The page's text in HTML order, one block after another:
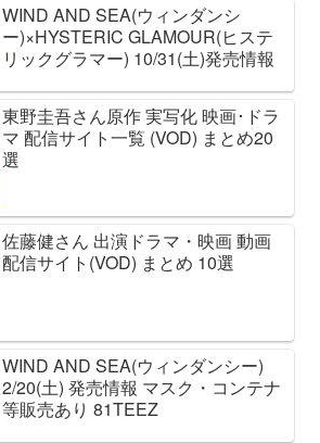
WIND AND SEA(ウィンダンシ
ー)×HYSTERIC GLAMOUR(ヒステ
リックグラマー) 10/31(土)発売情報
東野圭吾さん原作 実写化 映画･ドラ
マ 配信サイト一覧 (VOD) まとめ20
選
佐藤健さん 出演ドラマ・映画 動画
配信サイト(VOD) まとめ 10選
WIND AND SEA(ウィンダンシー)
2/20(土) 発売情報 マスク・コンテナ
等販売あり 81TEEZ